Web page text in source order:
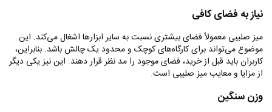
نیاز به فضای کافی
میز صلیبی معمولاً فضای بیشتری نسبت به سایر ابزارها اشغال می‌کند. این
موضوع می‌تواند برای کارگاه‌های کوچک و محدود یک چالش باشد. بنابراین،
کاربران باید قبل از خرید، فضای موجود را مد نظر قرار دهند. این نیز یکی دیگر
از مزایا و معایب میز صلیبی است.
وزن سنگین